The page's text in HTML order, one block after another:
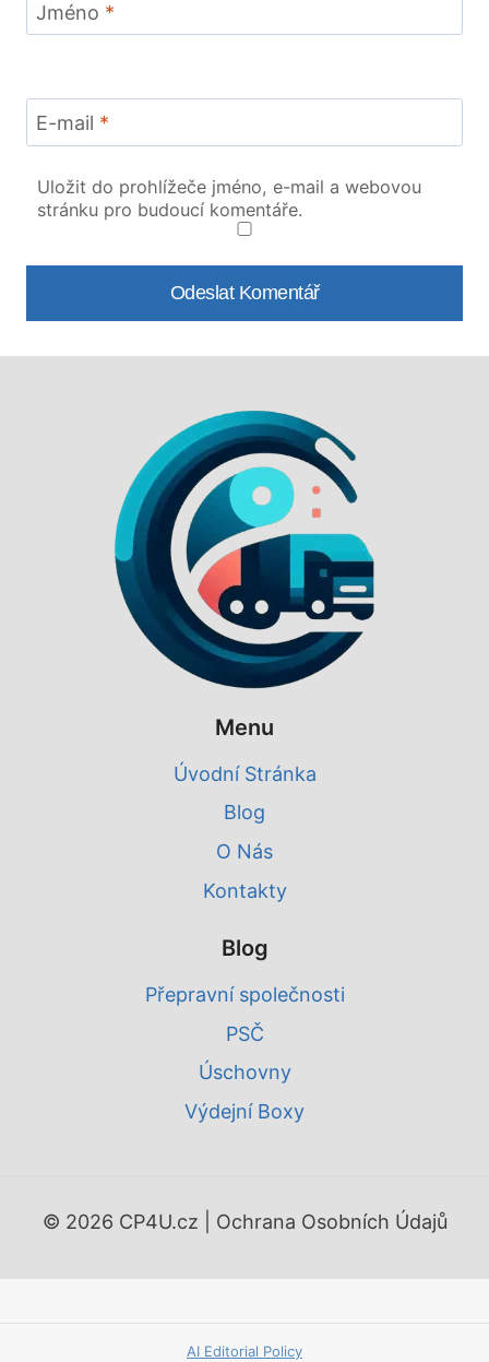
Jméno *
E-mail *
Uložit do prohlížeče jméno, e-mail a webovou
stránku pro budoucí komentáře.
Menu
Úvodní Stránka
Blog
O Nás
Kontakty
Blog
Přepravní společnosti
PSČ
Úschovny
Výdejní Boxy
© 2026 CP4U.cz | Ochrana Osobních Údajů
AI Editorial Policy